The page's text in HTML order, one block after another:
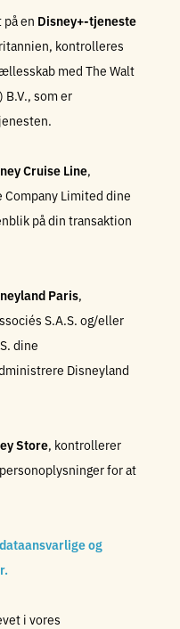
en Disney+-tjeneste
kontrolleres
med The Walt
B.V., som er
Cruise Line,
Limited dine
på din transaktion
Paris,
S.A.S. og/eller
dine
Disneyland
Store, kontrollerer
for at
og
i vores